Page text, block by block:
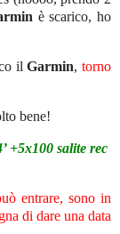
è scarico, ho
ilGarmin,torno
bene!
+5x100 salite rec
entrare, sono in
di dare una data